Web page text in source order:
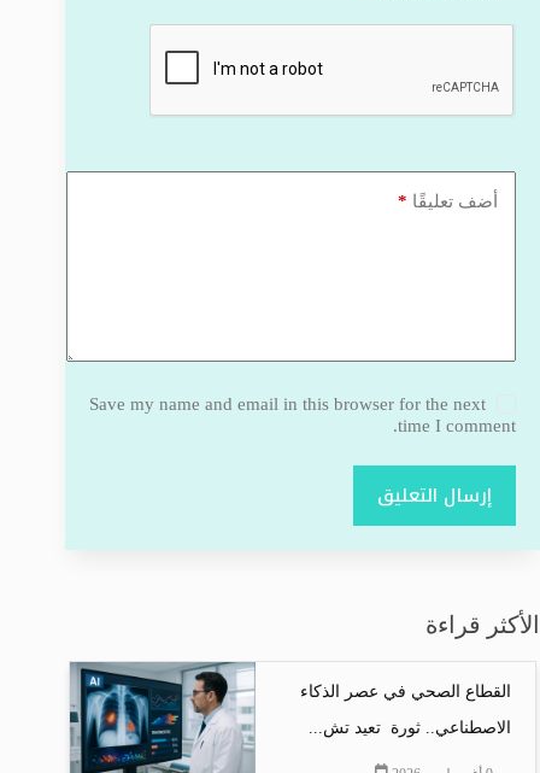
أضف تعليقًا *
Save my name and email in this browser for the next
time I comment.
إرسال التعليق
الأكثر قراءة
القطاع الصحي في عصر الذكاء
الاصطناعي.. ثورة تعيد تش...